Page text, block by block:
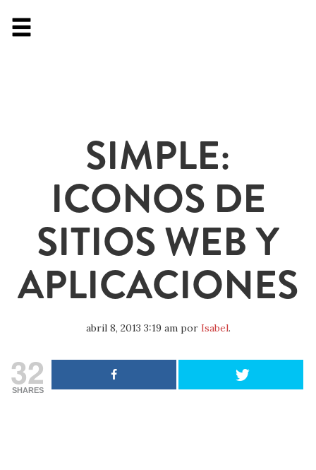
SIMPLE:
ICONOS DE
SITIOS WEB Y
APLICACIONES
abril 8, 2013 3:19 ampor Isabel.
32
SHARES